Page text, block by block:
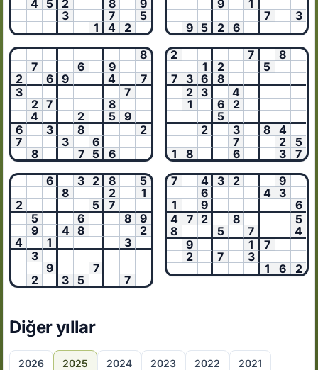
4 5 2 8
9
3
7
5
1
4 2
9
1
7
3
9 5 2
6
8
7
6
9
2
6 9 4
7
3
7
2 7
8
4
2 5
9
6
3 8
2
7
3
6
8
7 5 6
2 7
8
1
2
5
7
3 6
8
2 3
4
1
6
2
5
2
3 8 4
7
2
5
1
8 6 3
7
6
3 2 8
5
8
2
1
2
5
7
5
6 8
9
9
4 8
2
4
1
3
3
9
7
2
3 5 7
7 4 3 2
9
6
4
3
1
9
6
4
7 2 8
5
8
5 7
4
9
1
7
2
7
3
1
6 2
Diğer yıllar
2026 2025 2024 2023 2022 2021